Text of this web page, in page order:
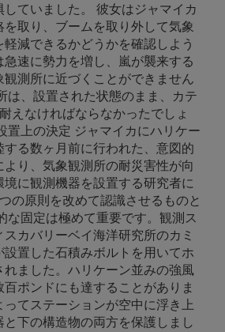
ていました。 彼女はジャマイカ
取り、ブームを取り外して気象
減できるかどうかを確認しよう
急速に勢力を増し、嵐が襲来する
測所に近づくことができません
は、設置された状態のまま、カテ
えなければならなかったでしょ
置上の決定 ジャマイカにハリケー
する数ヶ月前に行われた、意図的
り、気象観測所の耐災害性が向
境に観測機器を設置する研究者に
の原則を改めて認識させるものと
な固定は極めて重要です。観測ス
カバリーベイ海洋研究所のカミ
設置した石積みボルトを用いてホ
れました。ハリケーン並みの強風
ポンドにも達することがありま
てステーションが空中に浮き上
下の構造物の両方を保護しまし